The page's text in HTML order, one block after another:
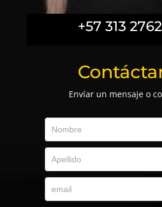
+57 313
Envíar un mensaje o